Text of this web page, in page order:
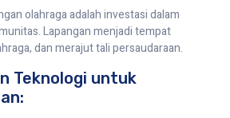
olahraga adalah investasi dalam
Lapangan menjadi tempat
dan merajut tali persaudaraan.
Teknologi untuk